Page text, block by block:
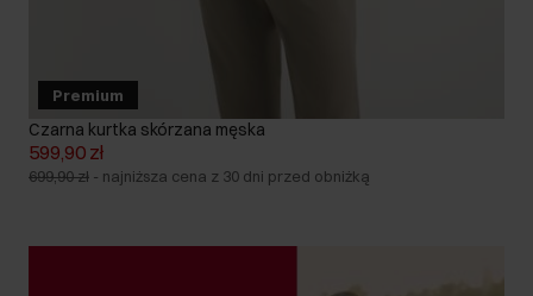
Premium
Czarna kurtka skórzana męska
599,90 zł
699,90 zł - najniższa cena z 30 dni przed obniżką